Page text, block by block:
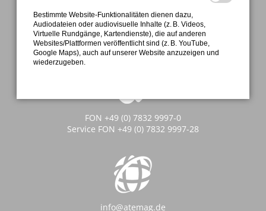
ATEMAG
Aggregatetechnologie und Manufaktur AG
Mühlenmatten 2 • D-77716 Hofstetten
FON +49 (0) 7832 9997-0
Service FON +49 (0) 7832 9997-28
info@atemag.de
Bestimmte Website-Funktionalitäten dienen dazu,
Audiodateien oder audiovisuelle Inhalte (z. B. Videos,
Virtuelle Rundgänge, Kartendienste), die auf anderen
Websites/Plattformen veröffentlicht sind (z. B. YouTube,
Google Maps), auch auf unserer Website anzuzeigen und
wiederzugeben.